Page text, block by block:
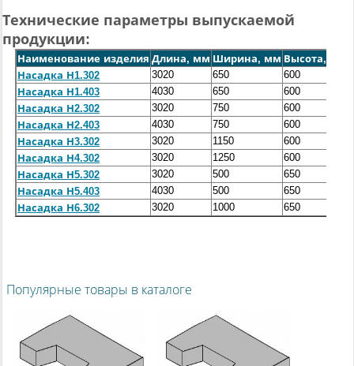
Технические параметры выпускаемой
продукции:
Наименование изделия Длина, мм Ширина, мм Высота, мм
Насадка Н1.302
3020 650 600
Насадка Н1.403
4030 650 600
Насадка Н2.302
3020 750 600
Насадка Н2.403
4030 750 600
Насадка Н3.302
3020 1150 600
Насадка Н4.302
3020 1250 600
Насадка Н5.302
3020 500 650
Насадка Н5.403
4030 500 650
Насадка Н6.302
3020 1000 650
Популярные товары в каталоге